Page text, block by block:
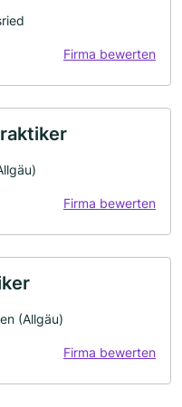
Firma bewerten
Firma bewerten
(Allgäu)
Firma bewerten